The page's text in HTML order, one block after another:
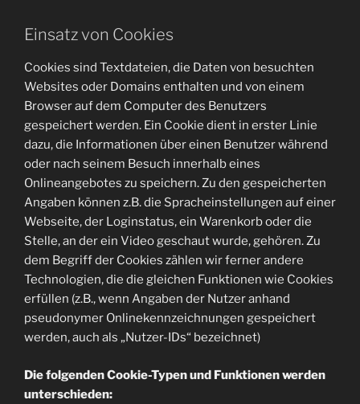
Einsatz von Cookies
Cookies sind Textdateien, die Daten von besuchten
Websites oder Domains enthalten und von einem
Browser auf dem Computer des Benutzers
gespeichert werden. Ein Cookie dient in erster Linie
dazu, die Informationen über einen Benutzer während
oder nach seinem Besuch innerhalb eines
Onlineangebotes zu speichern. Zu den gespeicherten
Angaben können z.B. die Spracheinstellungen auf einer
Webseite, der Loginstatus, ein Warenkorb oder die
Stelle, an der ein Video geschaut wurde, gehören. Zu
dem Begriff der Cookies zählen wir ferner andere
Technologien, die die gleichen Funktionen wie Cookies
erfüllen (z.B., wenn Angaben der Nutzer anhand
pseudonymer Onlinekennzeichnungen gespeichert
werden, auch als „Nutzer-IDs“ bezeichnet)
Die folgenden Cookie-Typen und Funktionen werden
unterschieden: